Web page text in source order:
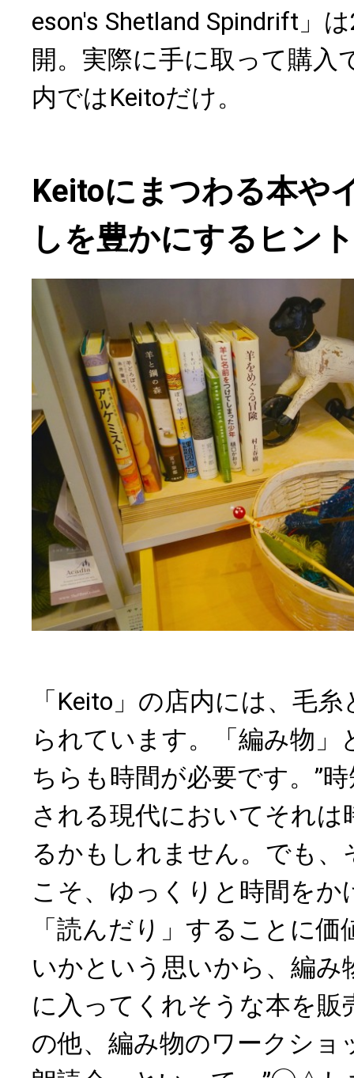
eson's Shetland Spindrift」
開。実際に手に取って購入
内ではKeitoだけ。
Keitoにまつわる本や
しを豊かにするヒン
「Keito」の店内には、毛
られています。「編み物」
ちらも時間が必要です。”時
される現代においてそれは
るかもしれません。でも、
こそ、ゆっくりと時間をか
「読んだり」することに
いかという思いから、編み
に入ってくれそうな本を販
の他、編み物のワークショ